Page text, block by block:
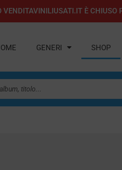
È CHIUSO
GENERI SHOP